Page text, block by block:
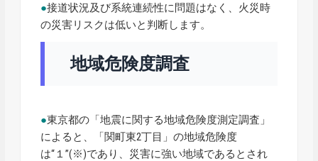
●接道状況及び系統連続性に問題はなく、火災時
の災害リスクは低いと判断します。
地域危険度調査
●東京都の「地震に関する地域危険度測定調査」
によると、「関町東2丁目」の地域危険度
は“１”(※)であり、災害に強い地域であるとされ